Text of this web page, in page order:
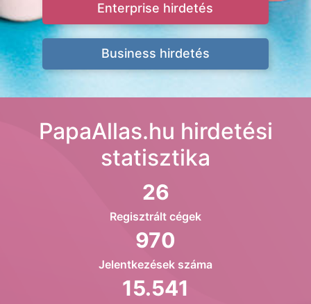
Enterprise hirdetés
Business hirdetés
PapaAllas.hu hirdetési
statisztika
26
Regisztrált cégek
970
Jelentkezések száma
15.541